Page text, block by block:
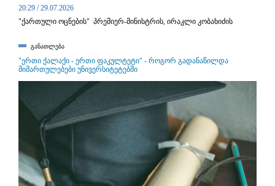
20:29 / 29.07.2026
"ქართული ოცნების" პრემიერ-მინისტრის, ირაკლი კობახიძის
მინისტრის თანამდებობას მმართველი გუნდის ერთ-ერთი ლიდერი,
მამუკა მდინარაძე დაიკავებს.
განათლება
"ერთი ქალაქი - ერთი ფაკულტეტი" - როგორ გადანაწილდა
მიმართულებები უნივერსიტეტებში